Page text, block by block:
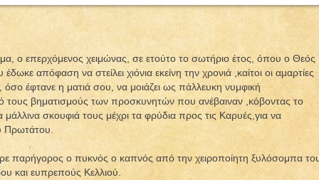
ο επερχόμενος χειμώνας, σε ετούτο το σωτήριο έτος, όπου ο Θεός
απόφαση να στείλει χιόνια εκείνη την χρονιά ,καίτοι οι αμαρτίες
έφτανε η ματιά σου, να μοιάζει ως πάλλευκη νυμφική
τους βηματισμούς των προσκυνητών που ανέβαιναν ,κόβοντας το
μάλλινα σκουφιά τους μέχρι τα φρύδια προς τις Καρυές,για να
Πρωτάτου.
παρήγορος ο πυκνός ο καπνός από την χειροποίητη ξυλόσομπα
και ευπρεπούς Κελλιού.